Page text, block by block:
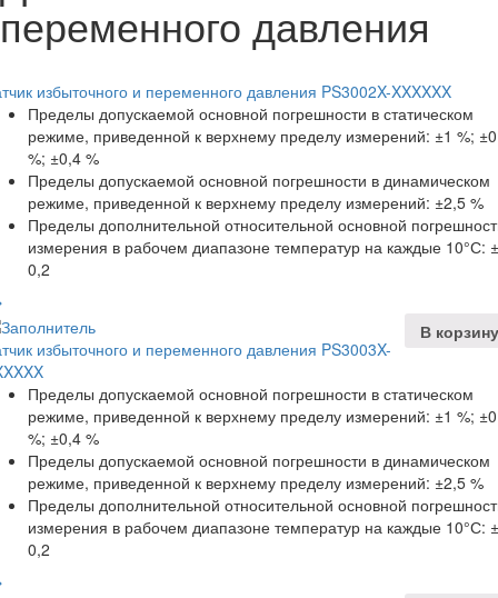
переменного давления
избыточного и переменного давления PS3002X-XXXXXX
Пределы допускаемой основной погрешности в статическом
режиме, приведенной к верхнему пределу измерений: ±1 %;
%; ±0,4 %
Пределы допускаемой основной погрешности в динамическом
режиме, приведенной к верхнему пределу измерений: ±2,5 %
Пределы дополнительной относительной основной
измерения в рабочем диапазоне температур на каждые 10°С: ±
0,2
В корзину
избыточного и переменного давления PS3003X-
Пределы допускаемой основной погрешности в статическом
режиме, приведенной к верхнему пределу измерений: ±1 %;
%; ±0,4 %
Пределы допускаемой основной погрешности в динамическом
режиме, приведенной к верхнему пределу измерений: ±2,5 %
Пределы дополнительной относительной основной
измерения в рабочем диапазоне температур на каждые 10°С: ±
0,2